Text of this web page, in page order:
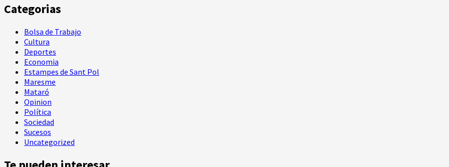
2025
Categorias
Bolsa de Trabajo
Cultura
Deportes
Economia
Estampes de Sant Pol
Maresme
Mataró
Opinion
Política
Sociedad
Sucesos
Uncategorized